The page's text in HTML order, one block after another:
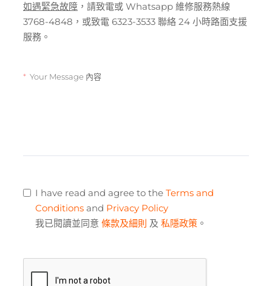
如遇緊急故障 ，請致電或 Whatsapp 維修服務熱線
3768-4848，或致電 6323-3533 聯絡 24 小時路面支援
服務。
Your Message 內容
I have read and agree to the Terms and
Conditions and Privacy Policy
我已閱讀並同意 條款及細則 及 私隱政策 。